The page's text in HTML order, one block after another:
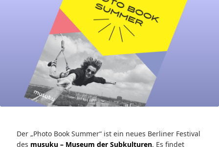
Der „Photo Book Summer“ ist ein neues Berliner Festival
des musuku – Museum der Subkulturen. Es findet